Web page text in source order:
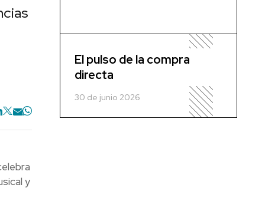
y
El pulso de la compra
directa
30 de junio 2026